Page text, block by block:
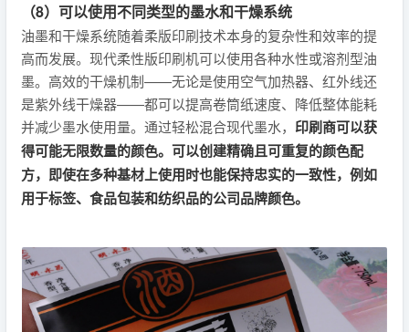
（8）可以使用不同类型的墨水和干燥系统
油墨和干燥系统随着柔版印刷技术本身的复杂性和效率的提
高而发展。现代柔性版印刷机可以使用各种水性或溶剂型油
墨。高效的干燥机制——无论是使用空气加热器、红外线还
是紫外线干燥器——都可以提高卷筒纸速度、降低整体能耗
并减少墨水使用量。通过轻松混合现代墨水， 印刷商可以获
得可能无限数量的颜色。可以创建精确且可重复的颜色配
方，即使在多种基材上使用时也能保持忠实的一致性，例如
用于标签、食品包装和纺织品的公司品牌颜色。